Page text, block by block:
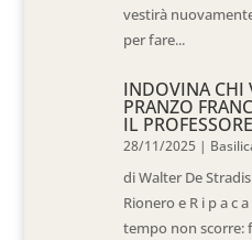
vestirà
per fare...
INDOVINA CHI
PRANZO
IL PROFESSORE
28/11/2025 |
di Walter De
Rionero e R i p a c
tempo non scorre: